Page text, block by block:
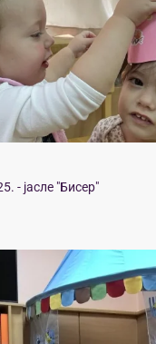
- јасле "Бисер"